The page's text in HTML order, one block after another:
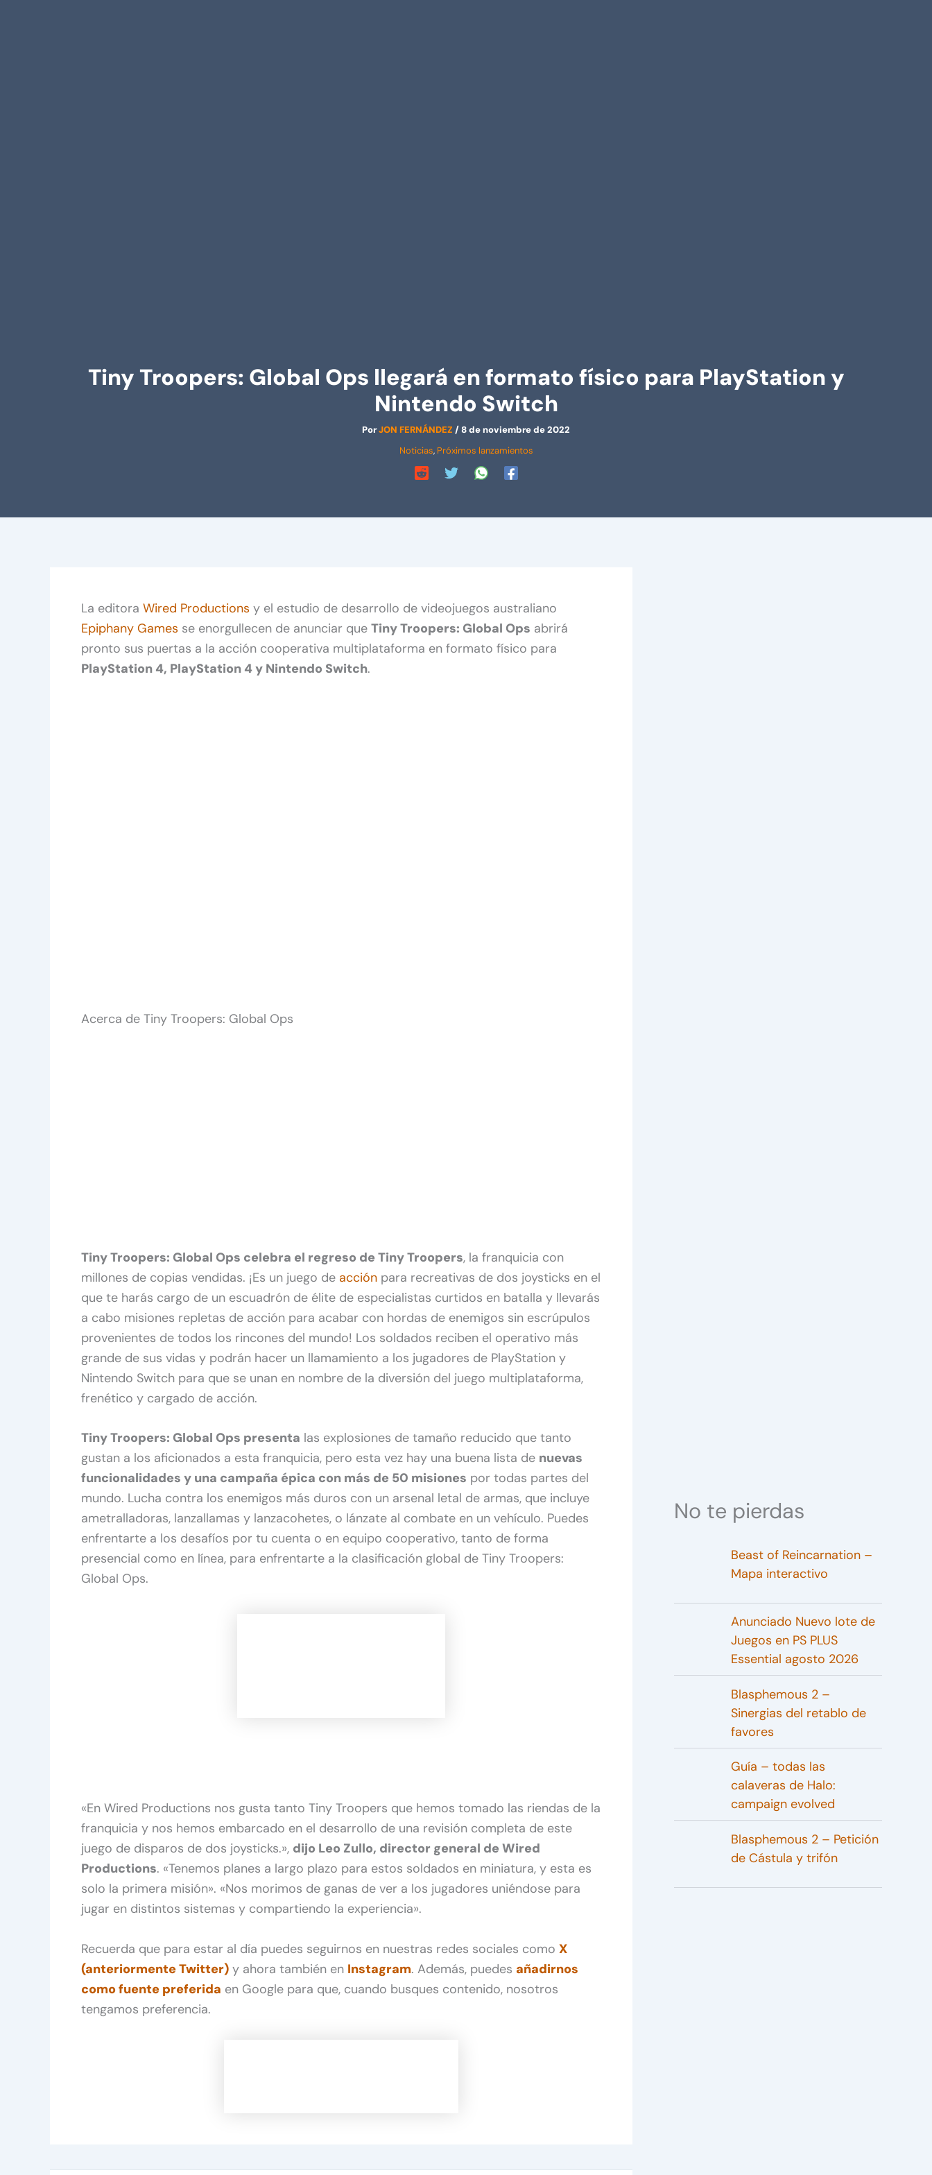
Tiny Troopers: Global Ops llegará en formato físico para PlayStation y
Nintendo Switch
PorJON FERNÁNDEZ /8 de noviembre de 2022
Noticias, Próximos lanzamientos
La editora Wired Productions y el estudio de desarrollo de videojuegos australiano
Epiphany Games se enorgullecen de anunciar que Tiny Troopers: Global Ops abrirá
pronto sus puertas a la acción cooperativa multiplataforma en formato físico para
PlayStation 4, PlayStation 4 y Nintendo Switch.
Acerca de Tiny Troopers: Global Ops
Tiny Troopers: Global Ops celebra el regreso de Tiny Troopers, la franquicia con
millones de copias vendidas. ¡Es un juego de acción para recreativas de dos joysticks en el
que te harás cargo de un escuadrón de élite de especialistas curtidos en batalla y llevarás
a cabo misiones repletas de acción para acabar con hordas de enemigos sin escrúpulos
provenientes de todos los rincones del mundo! Los soldados reciben el operativo más
grande de sus vidas y podrán hacer un llamamiento a los jugadores de PlayStation y
Nintendo Switch para que se unan en nombre de la diversión del juego multiplataforma,
frenético y cargado de acción.
Tiny Troopers: Global Ops presenta las explosiones de tamaño reducido que tanto
gustan a los aficionados a esta franquicia, pero esta vez hay una buena lista de nuevas
funcionalidades y una campaña épica con más de 50 misiones por todas partes del
mundo. Lucha contra los enemigos más duros con un arsenal letal de armas, que incluye
ametralladoras, lanzallamas y lanzacohetes, o lánzate al combate en un vehículo. Puedes
enfrentarte a los desafíos por tu cuenta o en equipo cooperativo, tanto de forma
presencial como en línea, para enfrentarte a la clasificación global de Tiny Troopers:
Global Ops.
«En Wired Productions nos gusta tanto Tiny Troopers que hemos tomado las riendas de la
franquicia y nos hemos embarcado en el desarrollo de una revisión completa de este
juego de disparos de dos joysticks.», dijo Leo Zullo, director general de Wired
Productions. «Tenemos planes a largo plazo para estos soldados en miniatura, y esta es
solo la primera misión». «Nos morimos de ganas de ver a los jugadores uniéndose para
jugar en distintos sistemas y compartiendo la experiencia».
Recuerda que para estar al día puedes seguirnos en nuestras redes sociales como X
(anteriormente Twitter) y ahora también en Instagram. Además, puedes añadirnos
como fuente preferida en Google para que, cuando busques contenido, nosotros
tengamos preferencia.
No te pierdas
Beast of Reincarnation –
Mapa interactivo
Anunciado Nuevo lote de
Juegos en PS PLUS
Essential agosto 2026
Blasphemous 2 –
Sinergias del retablo de
favores
Guía – todas las
calaveras de Halo:
campaign evolved
Blasphemous 2 – Petición
de Cástula y trifón